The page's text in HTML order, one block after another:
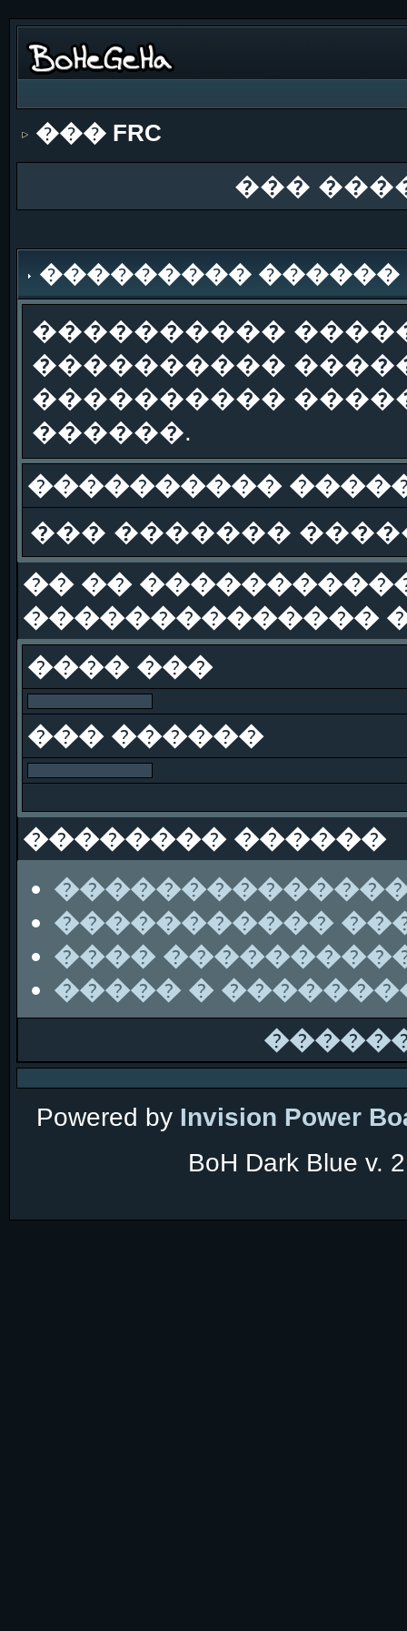
��� FRC
���
��������� ������
����������
����������
����������
������.
����������
��� �������
�� ��
��������������
���� ���
��� ������
�������� ������
�����������
����
����� �
Powered by Invision Power
BoH Dark Blue v.